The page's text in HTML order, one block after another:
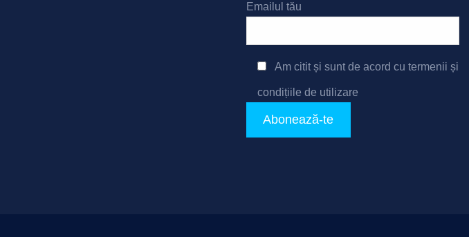
Emailul tău
Am citit și sunt de acord cu termenii și
condițiile de utilizare